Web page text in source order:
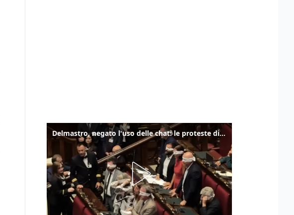
Delmastro, negato l'uso delle chat: le proteste di Avs e M5s